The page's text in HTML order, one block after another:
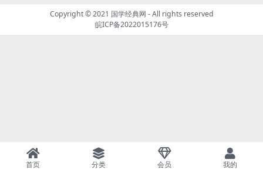
Copyright © 2021 国学经典网 - All rights reserved
皖ICP备2022015176号
首页 分类 会员 我的